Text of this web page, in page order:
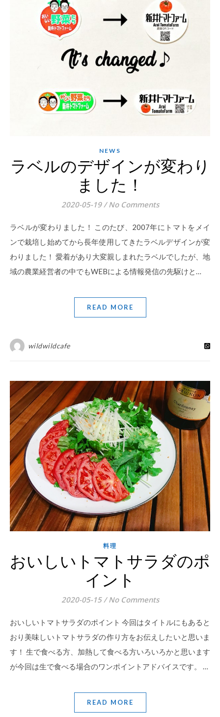
NEWS
ラベルのデザインが変わり
ました！
2020-05-19 / No Comments
ラベルが変わりました！ このたび、2007年にトマトをメイ
ンで栽培し始めてから長年使用してきたラベルデザインが変
わりました！ 愛着があり大変親しまれたラベルでしたが、地
域の農業経営者の中でもWEBによる情報発信の先駆けと…
READ MORE
wildwildcafe
料理
おいしいトマトサラダのポ
イント
2020-05-15 / No Comments
おいしいトマトサラダのポイント 今回はタイトルにもあると
おり美味しいトマトサラダの作り方をお伝えしたいと思いま
す！ 生で食べる方、加熱して食べる方いろいろかと思います
が今回は生で食べる場合のワンポイントアドバイスです。 …
READ MORE